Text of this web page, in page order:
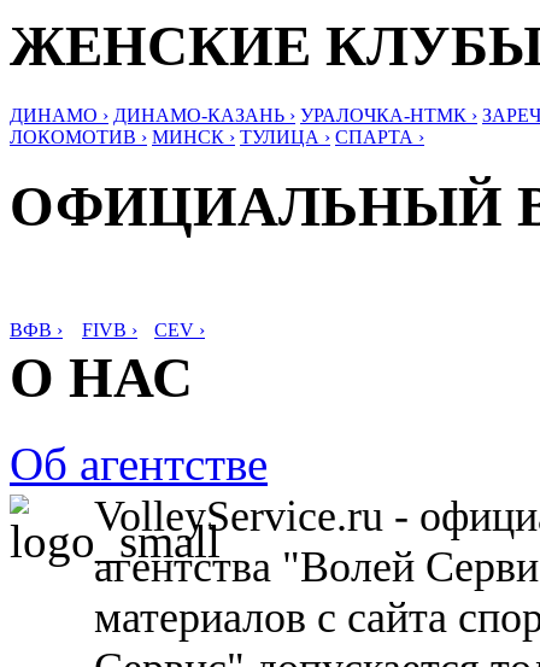
ЖЕНСКИЕ
ДИНАМО › ДИНАМО-КАЗАНЬ › УРАЛОЧКА-НТМК ›
ЛОКОМОТИВ › МИНСК › ТУЛИЦА › СПАРТА ›
ОФИЦИАЛЬНЫЙ
ВФВ › FIVB › CEV ›
О НАС
Об агентстве
VolleyService.ru -
агентства "Волей
материалов с сайта